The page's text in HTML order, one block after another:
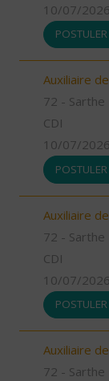
10/07/2026
POSTULER
Auxiliaire
72 - Sarthe
CDI
10/07/2026
POSTULER
Auxiliaire
72 - Sarthe
CDI
10/07/2026
POSTULER
Auxiliaire
72 - Sarthe